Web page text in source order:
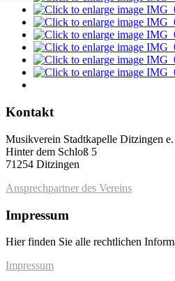
Kontakt
Musikverein Stadtkapelle Ditzingen
Hinter dem Schloß 5
71254 Ditzingen
Ansprechpartner des Vereins
Impressum
Hier finden Sie alle rechtlichen
Impressum